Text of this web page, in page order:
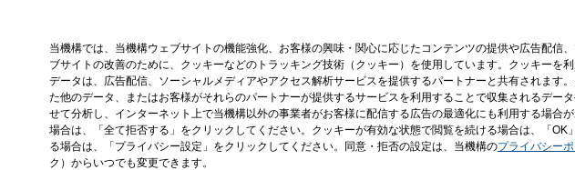
当機構では、当機構ウェブサイトの機能強化、お客様の興味・関心に応じたコンテンツの提供や広告配信
ブサイトの改善のために、クッキーなどのトラッキング技術（クッキー）を使用しています。クッキーを
データは、広告配信、ソーシャルメディアやアクセス解析サービスを提供するパートナーと共有されます
た他のデータ、またはお客様がそれらのパートナーが提供するサービスを利用することで収集されるデー
せて分析し、インターネット上で当機構以外の事業者がお客様に配信する広告の最適化にも利用する場合
場合は、「全て拒否する」をクリックしてください。クッキーが有効な状態で閲覧を続ける場合は、「
る場合は、「プライバシー設定」をクリックしてください。同意・拒否の設定は、当機構のプライバシー
ク）からいつでも変更できます。